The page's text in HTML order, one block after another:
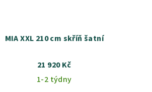
MIA XXL 210 cm skříň šatní
21 920 Kč
1-2 týdny